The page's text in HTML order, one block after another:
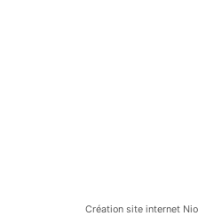
Création site internet